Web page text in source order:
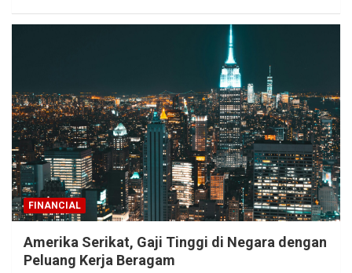
FINANCIAL
Amerika Serikat, Gaji Tinggi di Negara dengan
Peluang Kerja Beragam